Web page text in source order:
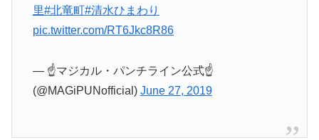
里#北竜町#清水ひまわり
pic.twitter.com/RT6Jkc8R86
— ☝️マジカル・パンチライン公式☝️
(@MAGiPUNofficial) June 27, 2019